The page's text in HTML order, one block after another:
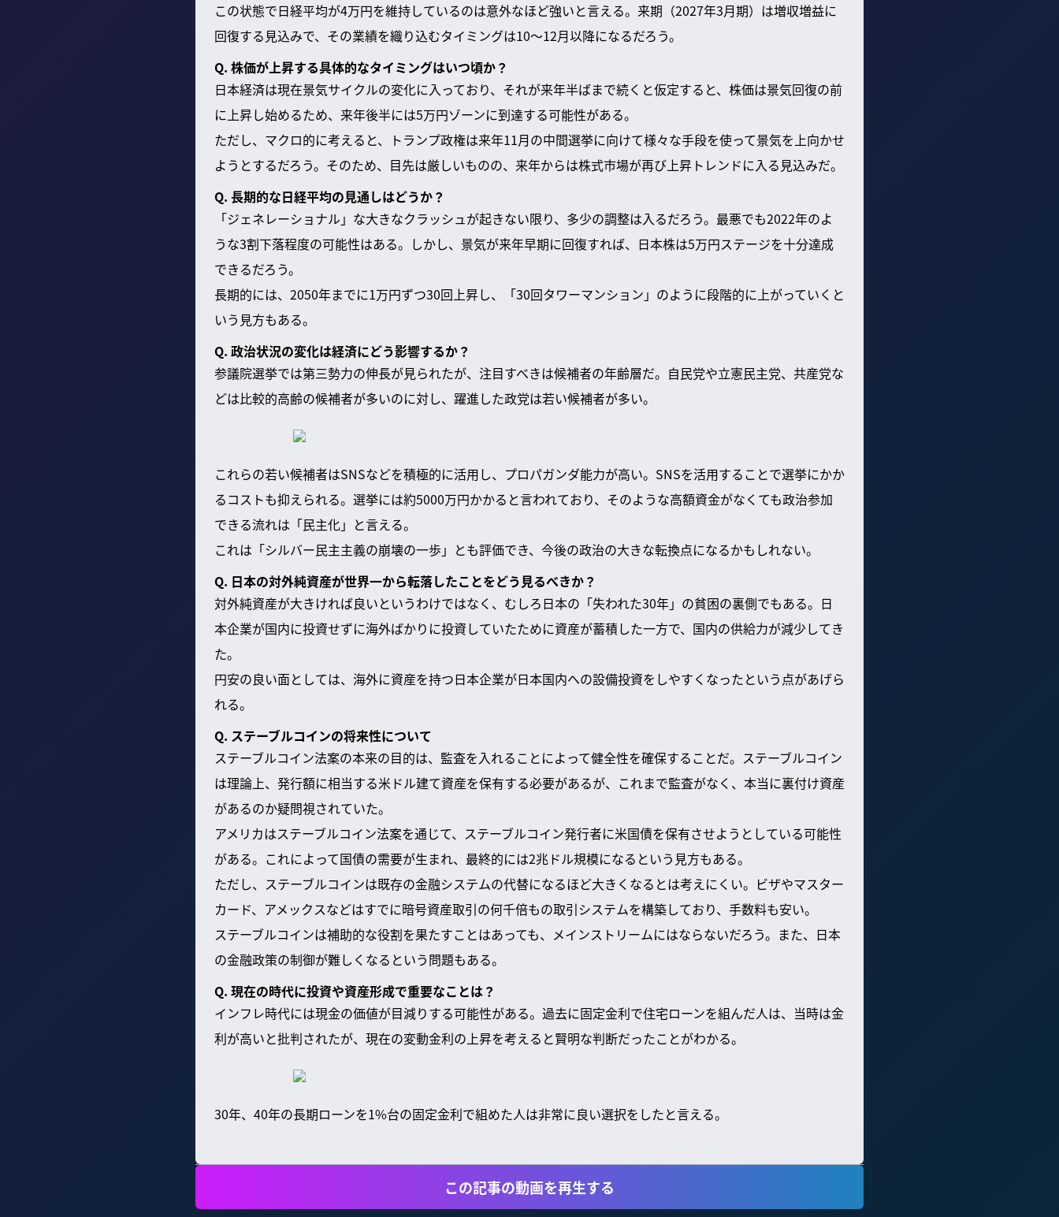
この状態で日経平均が4万円を維持しているのは意外なほど強いと言える。来期（2027年3月期）は増収増益に
回復する見込みで、その業績を織り込むタイミングは10〜12月以降になるだろう。
Q. 株価が上昇する具体的なタイミングはいつ頃か？
日本経済は現在景気サイクルの変化に入っており、それが来年半ばまで続くと仮定すると、株価は景気回復の前
に上昇し始めるため、来年後半には5万円ゾーンに到達する可能性がある。
ただし、マクロ的に考えると、トランプ政権は来年11月の中間選挙に向けて様々な手段を使って景気を上向かせ
ようとするだろう。そのため、目先は厳しいものの、来年からは株式市場が再び上昇トレンドに入る見込みだ。
Q. 長期的な日経平均の見通しはどうか？
「ジェネレーショナル」な大きなクラッシュが起きない限り、多少の調整は入るだろう。最悪でも2022年のよ
うな3割下落程度の可能性はある。しかし、景気が来年早期に回復すれば、日本株は5万円ステージを十分達成
できるだろう。
長期的には、2050年までに1万円ずつ30回上昇し、「30回タワーマンション」のように段階的に上がっていくと
いう見方もある。
Q. 政治状況の変化は経済にどう影響するか？
参議院選挙では第三勢力の伸長が見られたが、注目すべきは候補者の年齢層だ。自民党や立憲民主党、共産党な
どは比較的高齢の候補者が多いのに対し、躍進した政党は若い候補者が多い。
これらの若い候補者はSNSなどを積極的に活用し、プロパガンダ能力が高い。SNSを活用することで選挙にかか
るコストも抑えられる。選挙には約5000万円かかると言われており、そのような高額資金がなくても政治参加
できる流れは「民主化」と言える。
これは「シルバー民主主義の崩壊の一歩」とも評価でき、今後の政治の大きな転換点になるかもしれない。
Q. 日本の対外純資産が世界一から転落したことをどう見るべきか？
対外純資産が大きければ良いというわけではなく、むしろ日本の「失われた30年」の貧困の裏側でもある。日
本企業が国内に投資せずに海外ばかりに投資していたために資産が蓄積した一方で、国内の供給力が減少してき
た。
円安の良い面としては、海外に資産を持つ日本企業が日本国内への設備投資をしやすくなったという点があげら
れる。
Q. ステーブルコインの将来性について
ステーブルコイン法案の本来の目的は、監査を入れることによって健全性を確保することだ。ステーブルコイン
は理論上、発行額に相当する米ドル建て資産を保有する必要があるが、これまで監査がなく、本当に裏付け資産
があるのか疑問視されていた。
アメリカはステーブルコイン法案を通じて、ステーブルコイン発行者に米国債を保有させようとしている可能性
がある。これによって国債の需要が生まれ、最終的には2兆ドル規模になるという見方もある。
ただし、ステーブルコインは既存の金融システムの代替になるほど大きくなるとは考えにくい。ビザやマスター
カード、アメックスなどはすでに暗号資産取引の何千倍もの取引システムを構築しており、手数料も安い。
ステーブルコインは補助的な役割を果たすことはあっても、メインストリームにはならないだろう。また、日本
の金融政策の制御が難しくなるという問題もある。
Q. 現在の時代に投資や資産形成で重要なことは？
インフレ時代には現金の価値が目減りする可能性がある。過去に固定金利で住宅ローンを組んだ人は、当時は金
利が高いと批判されたが、現在の変動金利の上昇を考えると賢明な判断だったことがわかる。
30年、40年の長期ローンを1%台の固定金利で組めた人は非常に良い選択をしたと言える。
この記事の動画を再生する